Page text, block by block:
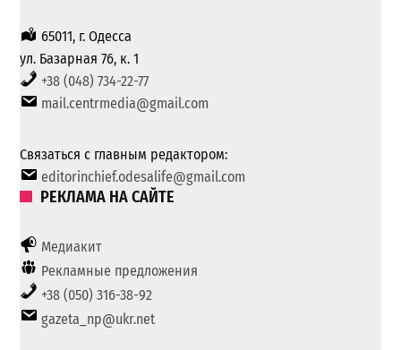
65011, г. Одесса
ул. Базарная 76, к. 1
+38 (048) 734-22-77
mail.centrmedia@gmail.com
Связаться с главным редактором:
editorinchief.odesalife@gmail.com
РЕКЛАМА НА САЙТЕ
Медиакит
Рекламные предложения
+38 (050) 316-38-92
gazeta_np@ukr.net